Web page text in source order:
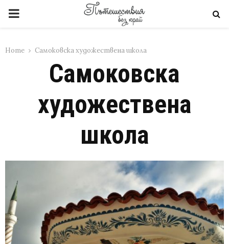
PRIMARY
Home Самоковска художествена школа
Самоковска
художествена
школа